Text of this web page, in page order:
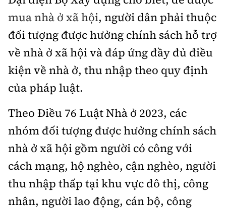
mua nhà ở xã hội, người dân phải thuộc
đối tượng được hưởng chính sách hỗ trợ
về nhà ở xã hội và đáp ứng đầy đủ điều
kiện về nhà ở, thu nhập theo quy định
của pháp luật.
Theo Điều 76 Luật Nhà ở 2023, các
nhóm đối tượng được hưởng chính sách
nhà ở xã hội gồm người có công với
cách mạng, hộ nghèo, cận nghèo, người
thu nhập thấp tại khu vực đô thị, công
nhân, người lao động, cán bộ, công